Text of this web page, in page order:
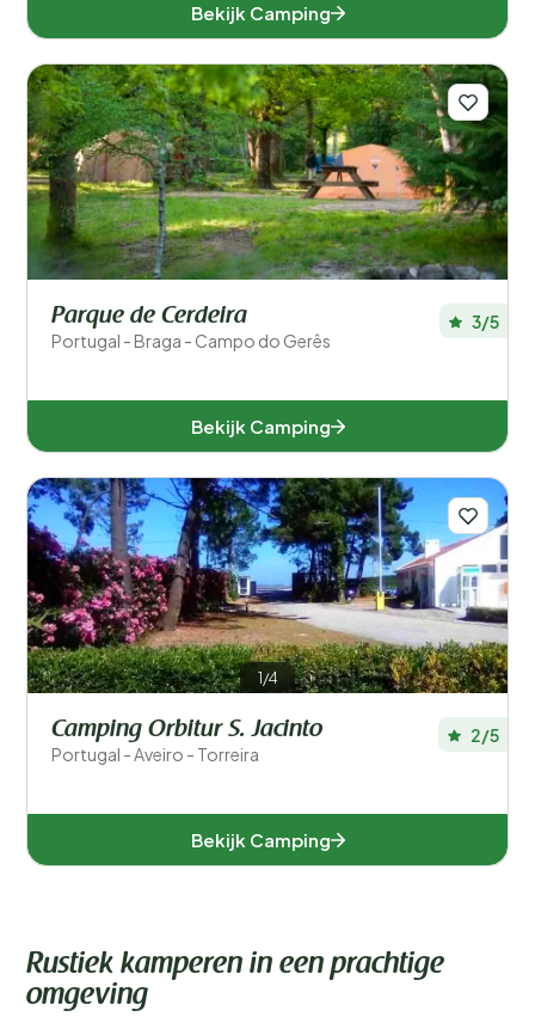
Bekijk Camping
Parque de Cerdeira
Portugal - Braga - Campo do Gerês
3/5
Bekijk Camping
1/4
Camping Orbitur S. Jacinto
Portugal - Aveiro - Torreira
2/5
Bekijk Camping
Rustiek kamperen in een prachtige
omgeving